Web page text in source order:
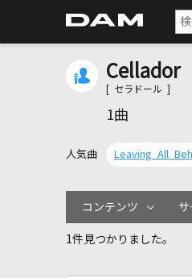
Cellador
[ セラドール ]
1曲
人気曲
コンテンツ サ
1件見つかりました。